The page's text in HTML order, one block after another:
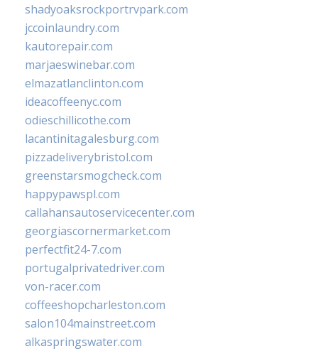
shadyoaksrockportrvpark.com
jccoinlaundry.com
kautorepair.com
marjaeswinebar.com
elmazatlanclinton.com
ideacoffeenyc.com
odieschillicothe.com
lacantinitagalesburg.com
pizzadeliverybristol.com
greenstarsmogcheck.com
happypawspl.com
callahansautoservicecenter.com
georgiascornermarket.com
perfectfit24-7.com
portugalprivatedriver.com
von-racer.com
coffeeshopcharleston.com
salon104mainstreet.com
alkaspringswater.com